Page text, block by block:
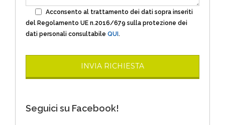
Acconsento al trattamento dei dati sopra inseriti
del Regolamento UE n.2016/679 sulla protezione dei
dati personali consultabile QUI.
Seguici su Facebook!